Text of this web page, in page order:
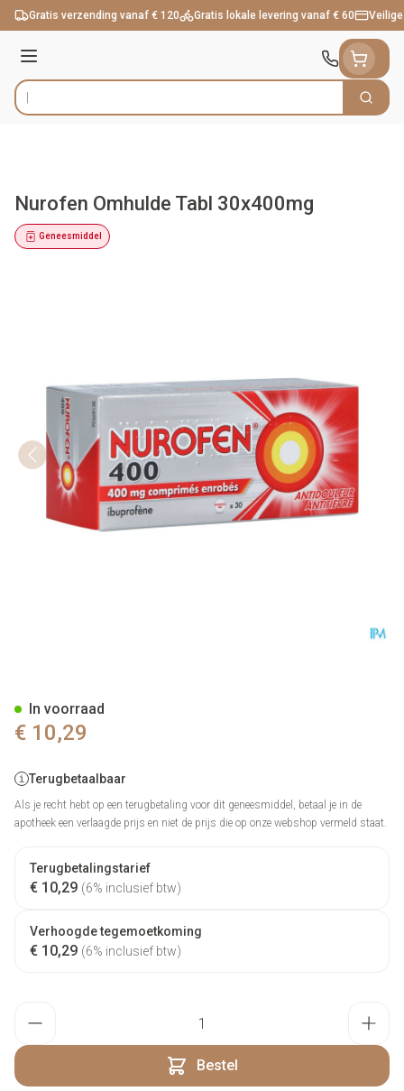
Ga naar de inhoud
Gratis verzending vanaf € 120 Gratis lokale levering vanaf € 60
Menu
Product, merk, categorie... Zoek
Nurofen Omhulde Tabl 30x400mg
Geneesmiddel
€ 10,29
Terugbetaalbaar
Als je recht hebt op een terugbetaling voor dit geneesmiddel, betaal je in de
apotheek een verlaagde prijs en niet de prijs die op onze webshop vermeld staat.
Terugbetalingstarief
€ 10,29 (6% inclusief btw)
Verhoogde tegemoetkoming
€ 10,29 (6% inclusief btw)
Bestel
In voorraad